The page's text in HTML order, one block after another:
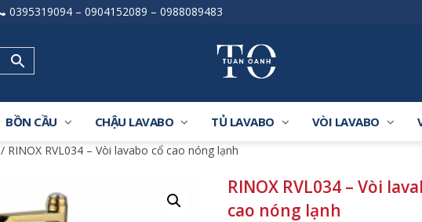
0395319094 – 0904152089 – 0988089483
BỒN CẦU CHẬU LAVABO TỦ LAVABO VÒI LAVABO
/ RINOX RVL034 – Vòi lavabo cổ cao nóng lạnh
RINOX RVL034 – Vòi
cao nóng lạnh